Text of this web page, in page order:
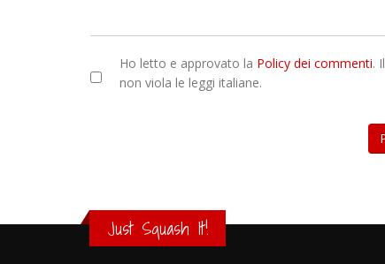
Ho letto e approvato la Policy dei commenti.
non viola le leggi italiane.
Just Squash It!